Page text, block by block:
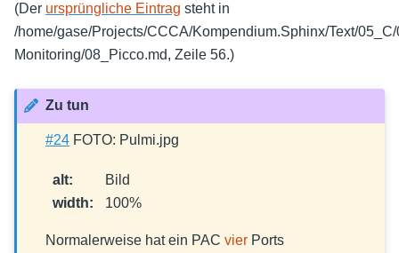
(Der ursprüngliche Eintrag steht in
/home/gase/Projects/CCCA/Kompendium.Sphinx/Text/
Monitoring/08_Picco.md, Zeile 56.)
Zu tun
#24 FOTO: Pulmi.jpg
alt:
Bild
width: 100%
Normalerweise hat ein PACvier Ports